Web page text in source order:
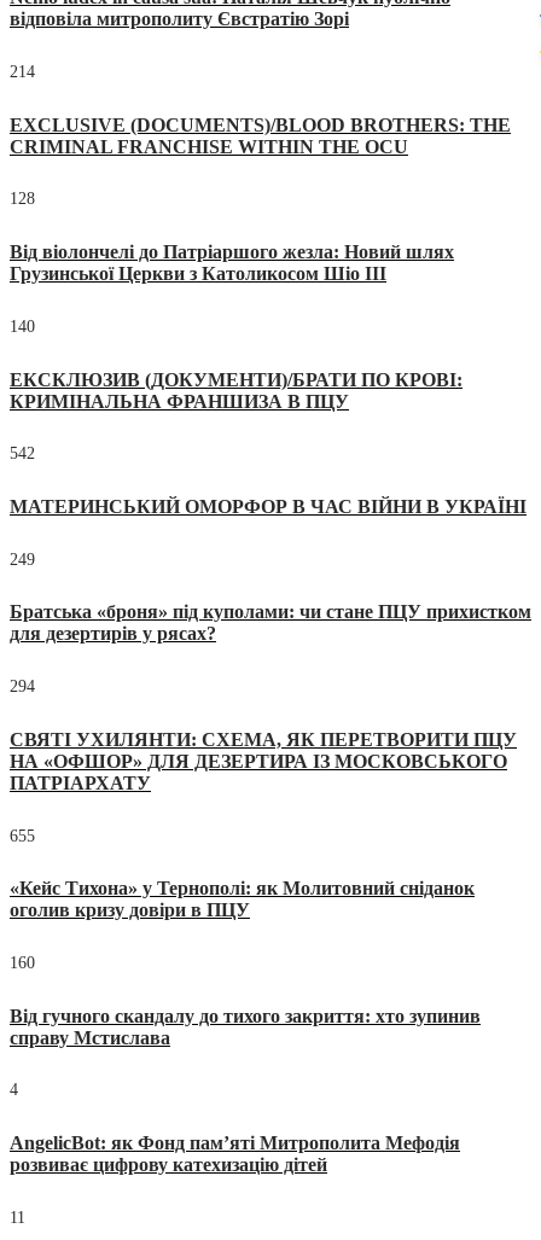
відповіла митрополиту Євстратію Зорі
214
EXCLUSIVE (DOCUMENTS)/BLOOD BROTHERS: THE
CRIMINAL FRANCHISE WITHIN THE OCU
128
Від віолончелі до Патріаршого жезла: Новий шлях
Грузинської Церкви з Католикосом Шіо III
140
ЕКСКЛЮЗИВ (ДОКУМЕНТИ)/БРАТИ ПО КРОВІ:
КРИМІНАЛЬНА ФРАНШИЗА В ПЦУ
542
МАТЕРИНСЬКИЙ ОМОРФОР В ЧАС ВІЙНИ В УКРАЇНІ
249
Братська «броня» під куполами: чи стане ПЦУ прихистком
для дезертирів у рясах?
294
СВЯТІ УХИЛЯНТИ: СХЕМА, ЯК ПЕРЕТВОРИТИ ПЦУ
НА «ОФШОР» ДЛЯ ДЕЗЕРТИРА ІЗ МОСКОВСЬКОГО
ПАТРІАРХАТУ
655
«Кейс Тихона» у Тернополі: як Молитовний сніданок
оголив кризу довіри в ПЦУ
160
Від гучного скандалу до тихого закриття: хто зупинив
справу Мстислава
4
AngelicBot: як Фонд пам’яті Митрополита Мефодія
розвиває цифрову катехизацію дітей
11